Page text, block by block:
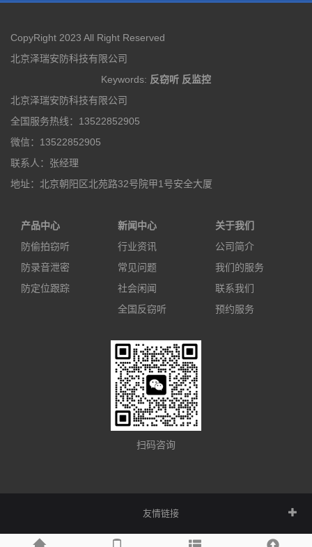
CopyRight 2023 All Right Reserved
北京泽瑞安防科技有限公司
Keywords: 反窃听 反监控
北京泽瑞安防科技有限公司
全国服务热线：13522852905
微信：13522852905
联系人：张经理
地址：北京朝阳区北苑路32号院甲1号安全大厦
产品中心
防偷拍窃听
防录音泄密
防定位跟踪
新闻中心
行业资讯
常见问题
社会闲闻
全国反窃听
关于我们
公司简介
我们的服务
联系我们
预约服务
扫码咨询
友情链接